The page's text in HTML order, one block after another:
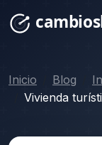
Inicio Blog
Vivienda